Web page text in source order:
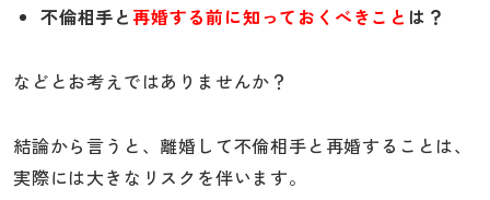
不倫相手と 再婚する前に知っておくべきこと は？
などとお考えではありませんか？
結論から言うと、離婚して不倫相手と再婚することは、
実際には大きなリスクを伴います。